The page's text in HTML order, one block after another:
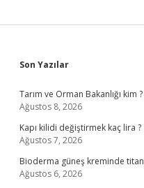
Sidebar
Son Yazılar
Tarım ve Orman Bakanlığı kim ?
Ağustos 8, 2026
Kapı kilidi değiştirmek kaç lira ?
Ağustos 7, 2026
Bioderma güneş kreminde
Ağustos 6, 2026